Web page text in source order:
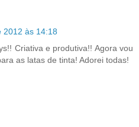
2012 às 14:18
Criativa e produtiva!! Agora vou
as latas de tinta! Adorei todas!